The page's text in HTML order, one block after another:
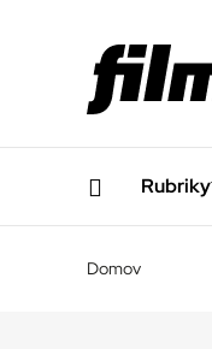
Rubriky
Domov